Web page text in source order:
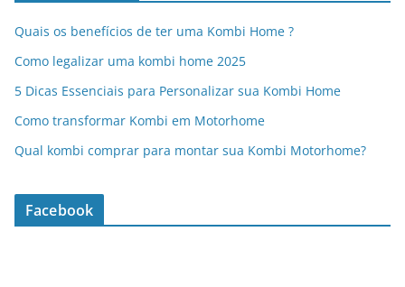
Quais os benefícios de ter uma Kombi Home ?
Como legalizar uma kombi home 2025
5 Dicas Essenciais para Personalizar sua Kombi Home
Como transformar Kombi em Motorhome
Qual kombi comprar para montar sua Kombi Motorhome?
Facebook